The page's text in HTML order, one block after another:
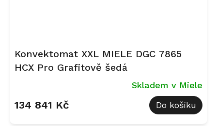
Konvektomat XXL MIELE DGC 7865
HCX Pro Grafitově šedá
Skladem v Miele
134 841 Kč Do košíku